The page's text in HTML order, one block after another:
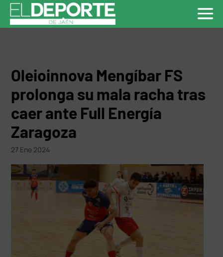
Oleioinnova Mengíbar FS
prolonga su mala racha tras
caer ante Full Energía
Zaragoza
27 Ene 2024